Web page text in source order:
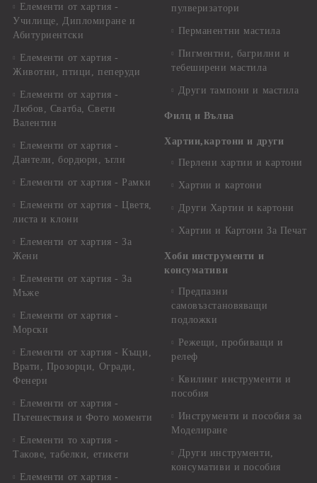
Елементи от хартия -
Училище, Дипломиране и
Абитуриентски
Елементи от хартия -
Животни, птици, пеперуди
Елементи от хартия -
Любов, Сватба, Свети
Валентин
Елементи от хартия -
Дантели, бордюри, ъгли
Елементи от хартия - Рамки
Елементи от хартия - Цветя,
листа и клони
Елементи от хартия - За
Жени
Елементи от хартия - За
Мъже
Елементи от хартия -
Морски
Елементи от хартия - Къщи,
Врати, Прозорци, Огради,
Фенери
Елементи от хартия -
Пътешествия и Фото моменти
Елементи то хартия -
Такове, табелки, етикети
Елементи от хартия -
пулверизатори
Перманентни мастила
Пигментни, багрилни и
тебеширени мастила
Други тампони и мастила
Филц и Вълна
Хартии,картони и други
Перлени хартии и картони
Хартии и картони
Други Хартии и картони
Хартии и Картони За Печат
Хоби инструменти и
консумативи
Предпазни
самовъзстановяващи
подложки
Режещи, пробиващи и
релеф
Квилинг инструменти и
пособия
Инструменти и пособия за
Моделиране
Други инструменти,
консумативи и пособия